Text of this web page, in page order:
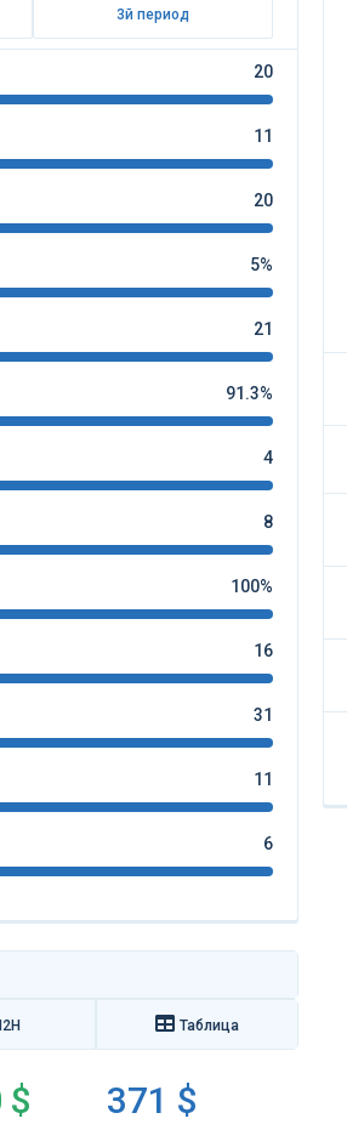
3й период
20
11
20
5%
21
91.3%
4
8
100%
16
31
11
6
Таблица
$ 371 $